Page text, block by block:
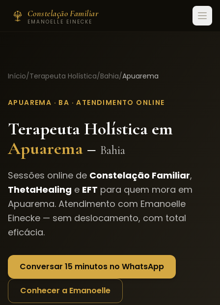
Constelação Familiar
EMANOELLE EINECKE
Início/Terapeuta Holística/Bahia/Apuarema
APUAREMA · BA · ATENDIMENTO ONLINE
Terapeuta Holística em
Apuarema – Bahia
Sessões online de Constelação Familiar,
ThetaHealing e EFT para quem mora em
Apuarema. Atendimento com Emanoelle
Einecke — sem deslocamento, com total
eficácia.
Conversar 15 minutos no WhatsApp
Conhecer a Emanoelle